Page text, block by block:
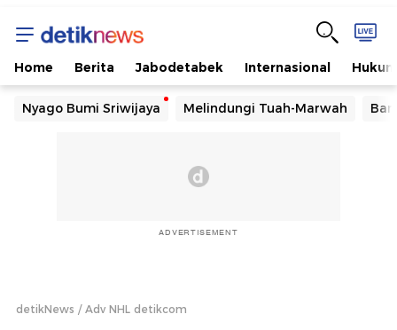
Home Berita Jabodetabek Internasional Hukum
Nyago Bumi Sriwijaya Melindungi Tuah-Marwah
ADVERTISEMENT
detikNews Adv NHL detikcom